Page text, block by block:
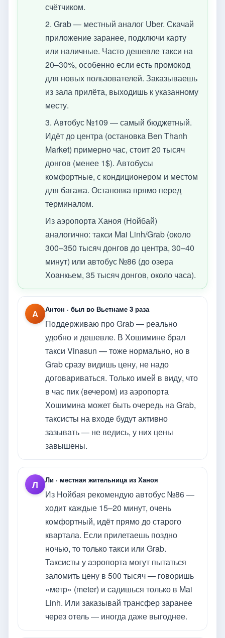
счётчиком.
2. Grab — местный аналог Uber. Скачай
приложение заранее, подключи карту
или наличные. Часто дешевле такси на
20–30%, особенно если есть промокод
для новых пользователей. Заказываешь
из зала прилёта, выходишь к указанному
месту.
3. Автобус №109 — самый бюджетный.
Идёт до центра (остановка Ben Thanh
Market) примерно час, стоит 20 тысяч
донгов (менее 1$). Автобусы
комфортные, с кондиционером и местом
для багажа. Остановка прямо перед
терминалом.
Из аэропорта Ханоя (Нойбай)
аналогично: такси Mai Linh/Grab (около
300–350 тысяч донгов до центра, 30–40
минут) или автобус №86 (до озера
Хоанкьем, 35 тысяч донгов, около часа).
А Антон · был во Вьетнаме 3 раза
Поддерживаю про Grab — реально
удобно и дешевле. В Хошимине брал
такси Vinasun — тоже нормально, но в
Grab сразу видишь цену, не надо
договариваться. Только имей в виду, что
в час пик (вечером) из аэропорта
Хошимина может быть очередь на Grab,
таксисты на входе будут активно
зазывать — не ведись, у них цены
завышены.
Л Ли · местная жительница из Ханоя
Из Нойбая рекомендую автобус №86 —
ходит каждые 15–20 минут, очень
комфортный, идёт прямо до старого
квартала. Если прилетаешь поздно
ночью, то только такси или Grab.
Таксисты у аэропорта могут пытаться
заломить цену в 500 тысяч — говоришь
«метр» (meter) и садишься только в Mai
Linh. Или заказывай трансфер заранее
через отель — иногда даже выгоднее.